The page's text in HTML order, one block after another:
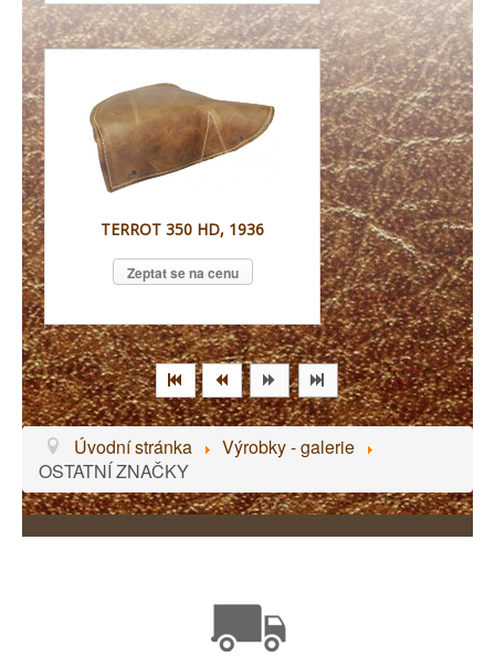
TERROT 350 HD, 1936
Zeptat se na cenu
Úvodní stránka
Výrobky - galerie
OSTATNÍ ZNAČKY